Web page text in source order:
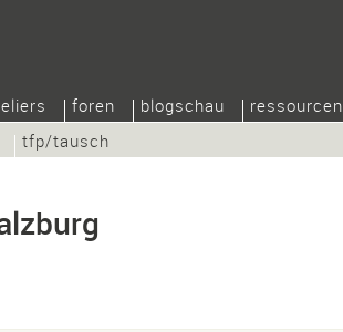
tfp/tausch
foren blogschau ressourcen